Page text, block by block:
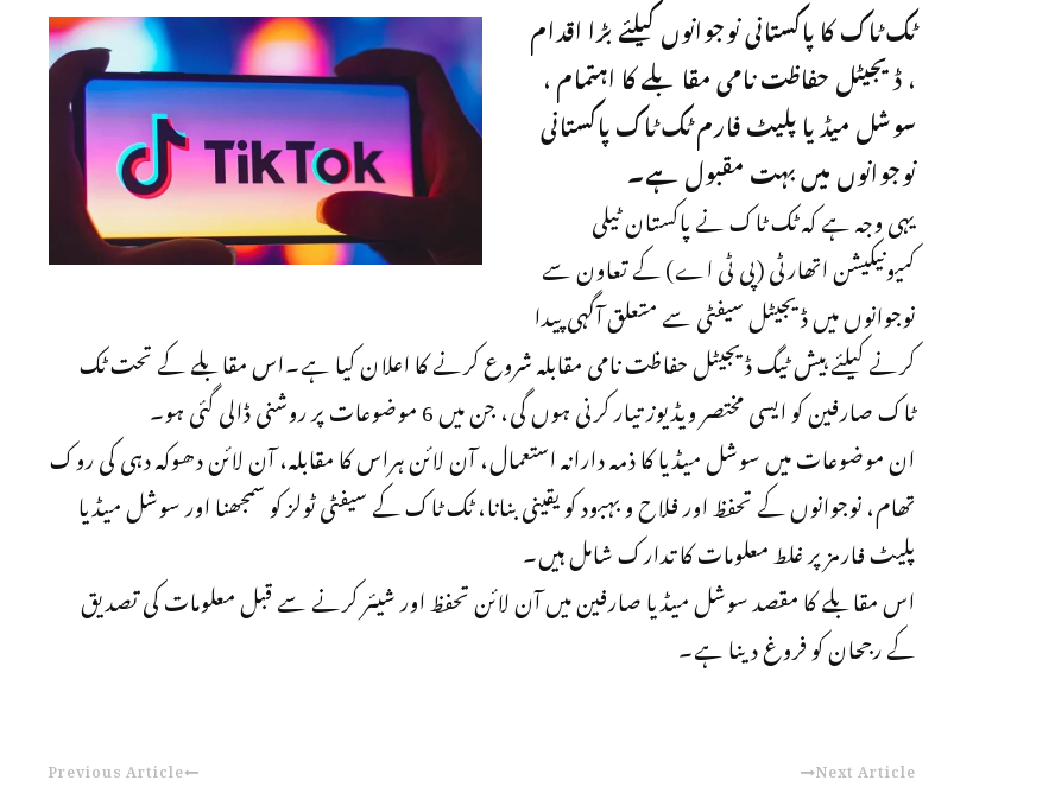
ٹک ٹاک کا پاکستانی نوجوانوں کیلئے بڑا اقدام
، ڈیجیٹل حفاظت نامی مقابلے کا اہتمام ،
سوشل میڈیا پلیٹ فارم ٹک ٹاک پاکستانی
نوجوانوں میں بہت مقبول ہے۔
یہی وجہ ہے کہ ٹک ٹاک نے پاکستان ٹیلی
کمیونیکیشن اتھارٹی (پی ٹی اے) کے تعاون سے
نوجوانوں میں ڈیجیٹل سیفٹی سے متعلق آگہی پیدا
کرنے کیلئے ہیش ٹیگ ڈیجیٹل حفاظت نامی مقابلہ شروع کرنے کا اعلان کیا ہے۔اس مقابلے کے تحت ٹک
ٹاک صارفین کو ایسی مختصر ویڈیوز تیار کرنی ہوں گی، جن میں 6 موضوعات پر روشنی ڈالی گئی ہو۔
ان موضوعات میں سوشل میڈیا کا ذمہ دارانہ استعمال، آن لائن ہراس کا مقابلہ، آن لائن دھوکہ دہی کی روک
تھام، نوجوانوں کے تحفظ اور فلاح و بہبود کو یقینی بنانا، ٹک ٹاک کے سیفٹی ٹولز کو سمجھنا اور سوشل میڈیا
پلیٹ فارمز پر غلط معلومات کا تدارک شامل ہیں۔
اس مقابلے کا مقصد سوشل میڈیا صارفین میں آن لائن تحفظ اور شیئر کرنے سے قبل معلومات کی تصدیق
کے رجحان کو فروغ دینا ہے۔
Previous Article Next Article